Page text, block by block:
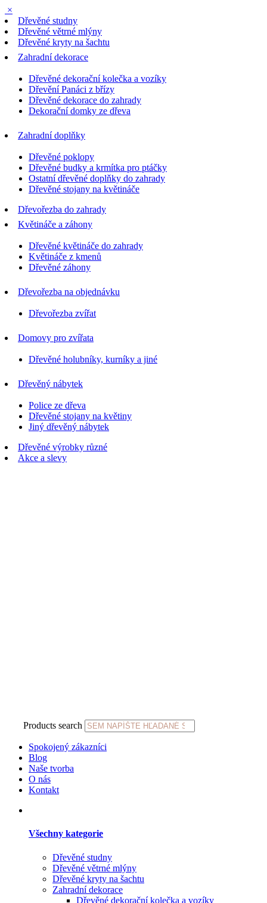
×
Dřevěné studny
Dřevěné větrné mlýny
Dřevěné kryty na šachtu
Zahradní dekorace
Dřevěné dekorační kolečka a vozíky
Dřevění Panáci z břízy
Dřevěné dekorace do zahrady
Dekorační domky ze dřeva
Zahradní doplňky
Dřevěné poklopy
Dřevěné budky a krmítka pro ptáčky
Ostatní dřevěné doplňky do zahrady
Dřevěné stojany na květináče
Dřevořezba do zahrady
Květináče a záhony
Dřevěné květináče do zahrady
Květináče z kmenů
Dřevěné záhony
Dřevořezba na objednávku
Dřevořezba zvířat
Domovy pro zvířata
Dřevěné holubníky, kurníky a jiné
Dřevěný nábytek
Police ze dřeva
Dřevěné stojany na květiny
Jiný dřevěný nábytek
Dřevěné výrobky různé
Akce a slevy
Products search
Spokojený zákazníci
Blog
Naše tvorba
O nás
Kontakt
Všechny kategorie
Dřevěné studny
Dřevěné větrné mlýny
Dřevěné kryty na šachtu
Zahradní dekorace
Dřevěné dekorační kolečka a vozíky